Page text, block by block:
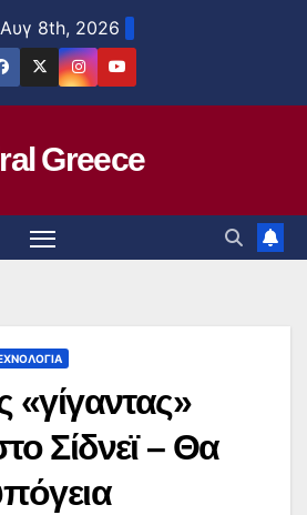
8th, 2026
Greece
«γίγαντας»
Σίδνεϊ – Θα